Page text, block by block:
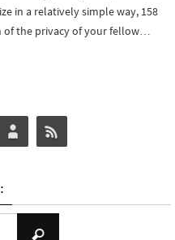
in a relatively simple way, 158
of the privacy of your fellow…
Recherche